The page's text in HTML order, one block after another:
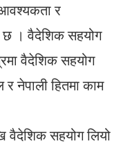
र
छ । वैदेशिक सहयोग
वैदेशिक सहयोग
र नेपाली हितमा काम
वैदेशिक सहयोग लियो